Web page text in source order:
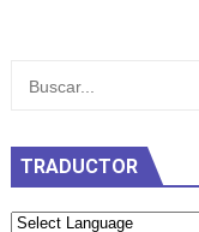
TRADUCTOR